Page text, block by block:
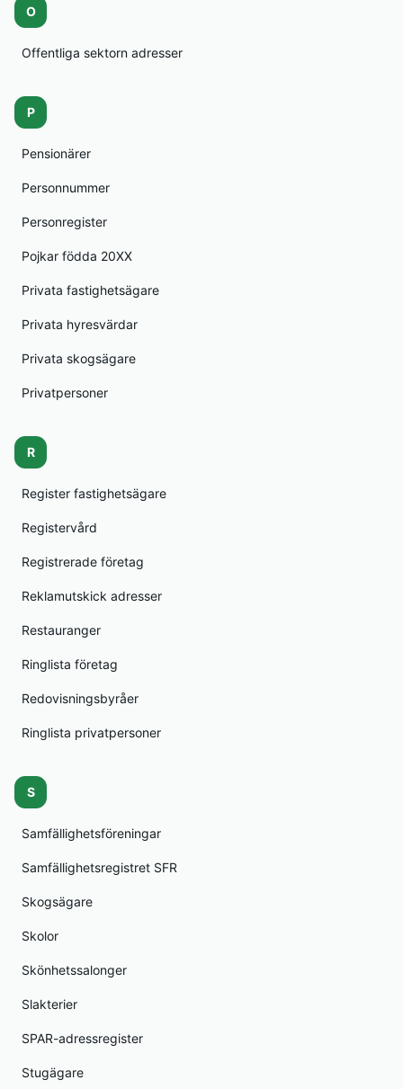
O
Offentliga sektorn adresser
P
Pensionärer
Personnummer
Personregister
Pojkar födda 20XX
Privata fastighetsägare
Privata hyresvärdar
Privata skogsägare
Privatpersoner
R
Register fastighetsägare
Registervård
Registrerade företag
Reklamutskick adresser
Restauranger
Ringlista företag
Redovisningsbyråer
Ringlista privatpersoner
S
Samfällighetsföreningar
Samfällighetsregistret SFR
Skogsägare
Skolor
Skönhetssalonger
Slakterier
SPAR-adressregister
Stugägare